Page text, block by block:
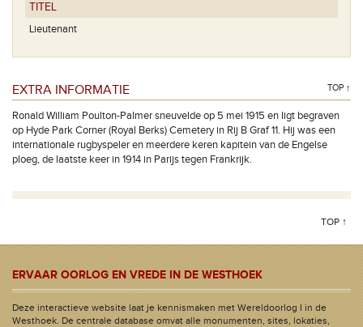
TITEL
Lieutenant
EXTRA INFORMATIE TOP ↑
Ronald William Poulton-Palmer sneuvelde op 5 mei 1915 en ligt begraven
op Hyde Park Corner (Royal Berks) Cemetery in Rij B Graf 11. Hij was een
internationale rugbyspeler en meerdere keren kapitein van de Engelse
ploeg, de laatste keer in 1914 in Parijs tegen Frankrijk.
TOP ↑
ERVAAR OORLOG EN VREDE IN DE WESTHOEK
Deze interactieve website laat je kennismaken met Wereldoorlog I in de
Westhoek. De centrale database omvat alle monumenten, sites, lokaties,